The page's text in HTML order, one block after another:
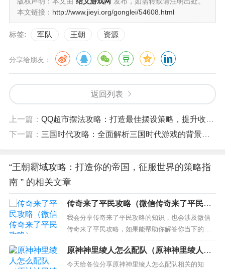
本文链接： http://www.jieyi.org/gonglei/54608.html
标签: 军队 王朝 资源
分享给朋友：
返回列表
上一篇： QQ超市摆法攻略：打造最佳摆设策略，提升收益和用户体验
下一篇： 三国时代攻略：全面解析三国时代游戏的背景、玩法和策略
“王朝霸域攻略：打造你的帝国，征服世界的策略指
南 ” 的相关文章
传奇来了平民攻略（微信传奇来了平民攻
略）
我会分享传奇来了平民攻略的知识，也会涉及微信
传奇来了平民攻略，如果能帮助你解答你当下的问
题，别忘记关注我们吧！ 本文目录一览： 1、《传
奇来了》新手攻略 如何获得橙装 2、传奇霸业手游
平民玩家怎么玩 平民玩法技巧 3、新传奇归来平民
原神神里绫人怎么配队（原神神里绫人怎
么配队阵容）
今天给各位分享原神神里绫人怎么配队相关的知